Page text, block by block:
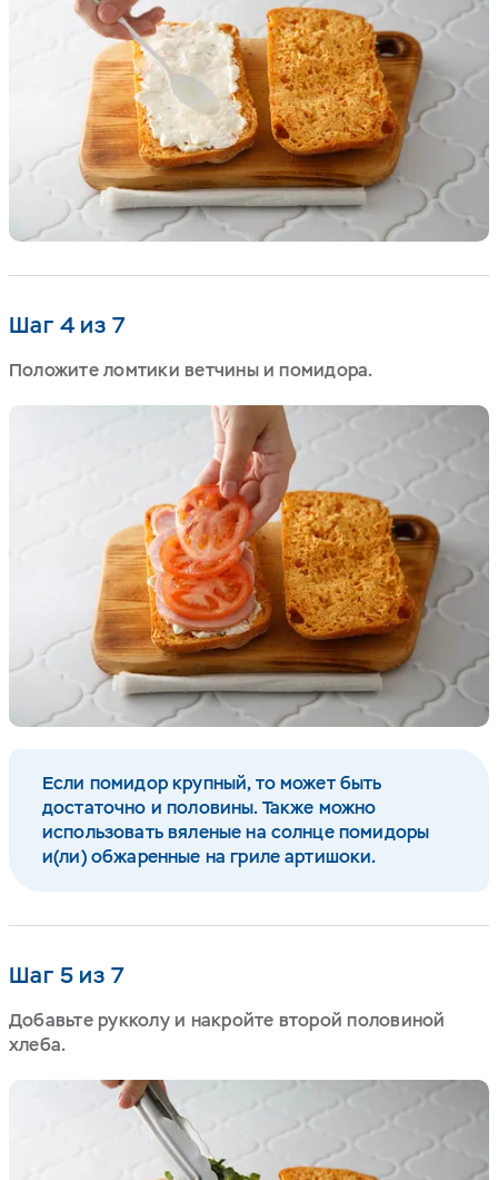
Шаг 4 из 7
Положите ломтики ветчины и помидора.
Если помидор крупный, то может быть
достаточно и половины. Также можно
использовать вяленые на солнце помидоры
и(ли) обжаренные на гриле артишоки.
Шаг 5 из 7
Добавьте рукколу и накройте второй половиной
хлеба.